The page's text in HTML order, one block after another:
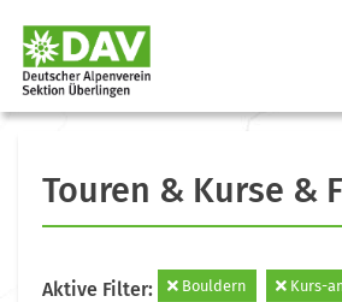
Touren & Kurse &
Aktive Filter: Bouldern Kurs-